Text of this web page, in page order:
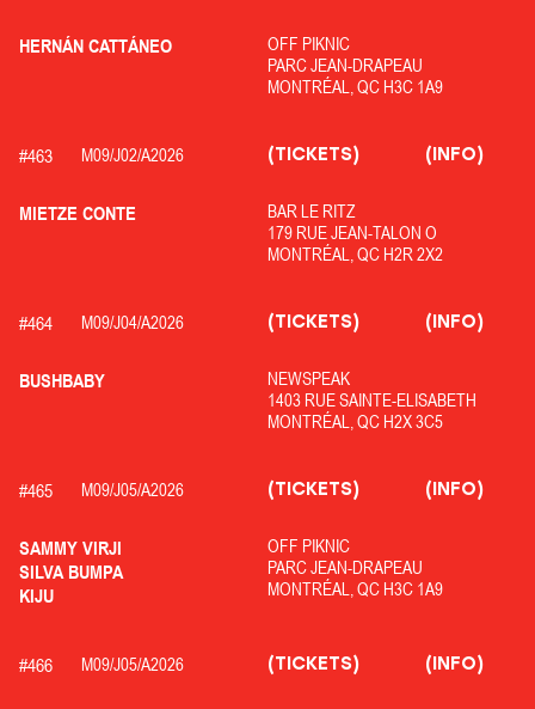
HERNÁN CATTÁNEO
OFF PIKNIC
PARC JEAN-DRAPEAU
MONTRÉAL, QC H3C 1A9
#463 M09/J02/A2026
MIETZE CONTE
BAR LE RITZ
179 RUE JEAN-TALON O
MONTRÉAL, QC H2R 2X2
(TICKETS) (INFO)
#464 M09/J04/A2026
BUSHBABY
NEWSPEAK
1403 RUE SAINTE-ELISABETH
MONTRÉAL, QC H2X 3C5
(TICKETS) (INFO)
#465 M09/J05/A2026
SAMMY VIRJI
SILVA BUMPA
KIJU
OFF PIKNIC
PARC JEAN-DRAPEAU
MONTRÉAL, QC H3C 1A9
(TICKETS) (INFO)
#466 M09/J05/A2026 (TICKETS) (INFO)